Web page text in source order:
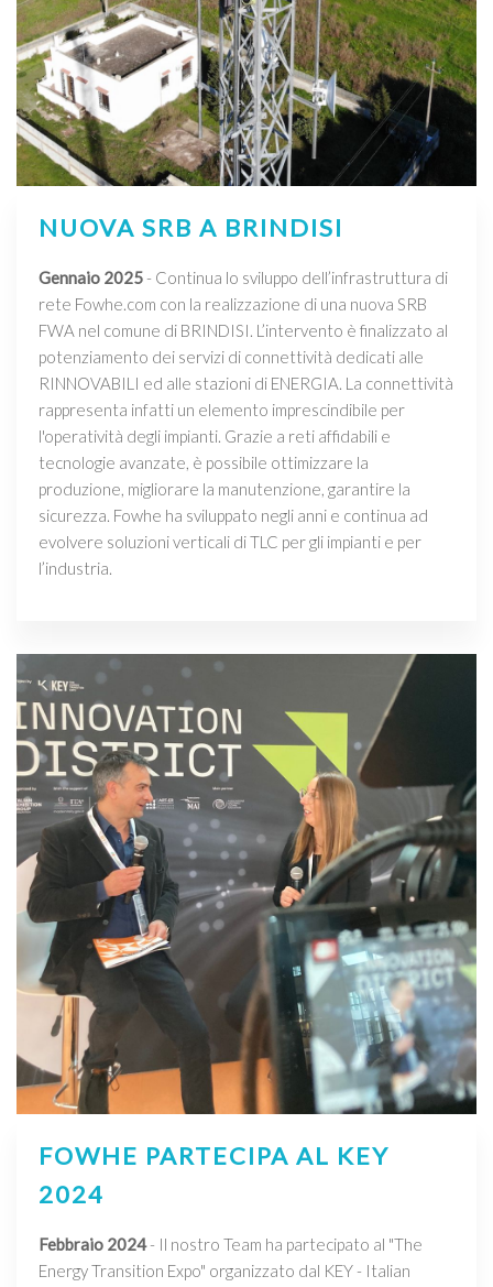
NUOVA SRB A BRINDISI
Gennaio 2025- Continua lo sviluppo dell’infrastruttura di
rete Fowhe.com con la realizzazione di una nuova SRB
FWA nel comune di BRINDISI. L’intervento è finalizzato al
potenziamento dei servizi di connettività dedicati alle
RINNOVABILI ed alle stazioni di ENERGIA. La connettività
rappresenta infatti un elemento imprescindibile per
l'operatività degli impianti. Grazie a reti affidabili e
tecnologie avanzate, è possibile ottimizzare la
produzione, migliorare la manutenzione, garantire la
sicurezza. Fowhe ha sviluppato negli anni e continua ad
evolvere soluzioni verticali di TLC per gli impianti e per
l’industria.
FOWHE PARTECIPA AL KEY
2024
Febbraio 2024- Il nostro Team ha partecipato al "The
Energy Transition Expo" organizzato dal KEY - Italian